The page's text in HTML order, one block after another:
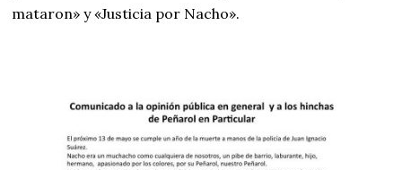
mataron» y «Justicia por Nacho».